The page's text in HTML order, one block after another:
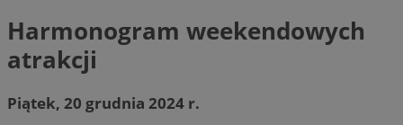
Harmonogram weekendowych
atrakcji
Piątek, 20 grudnia 2024 r.